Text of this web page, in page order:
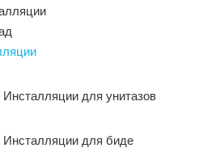
Инсталляции для унитазов
Инсталляции для биде